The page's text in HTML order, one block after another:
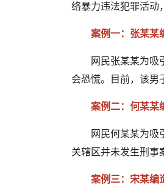
络暴力违法犯罪活动
案例一：张某某
网民张某某为吸引
会恐慌。目前，该男
案例二：何某某
网民何某某为吸引
关辖区并未发生刑事
案例三：宋某编